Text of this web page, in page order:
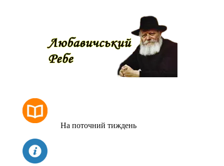
На поточний тиждень